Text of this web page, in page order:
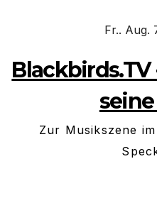
Fr.. Aug.
Zur Musikszene